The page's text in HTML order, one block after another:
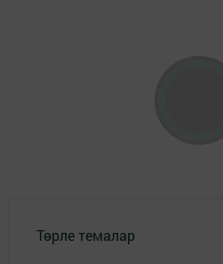
Төрле темалар